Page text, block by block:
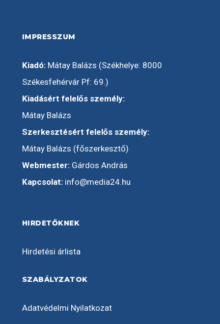
IMPRESSZUM
Kiadó:Mátay Balázs (Székhelye: 8000
Székesfehérvár Pf: 69.)
Kiadásért felelős személy:
Mátay Balázs
Szerkesztésért felelős személy:
Mátay Balázs (főszerkesztő)
Webmester:Gárdos András
Kapcsolat: info@media24.hu
HIRDETŐKNEK
Hirdetési árlista
SZABÁLYZATOK
Adatvédelmi Nyilatkozat